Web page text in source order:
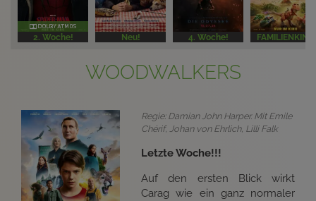
2. Woche! Neu! 4. Woche! FAMILIENKINO
WOODWALKERS
Regie: Damian John Harper. Mit Emile
Chérif, Johan von Ehrlich, Lilli Falk
Letzte Woche!!!
Auf den ersten Blick wirkt
Carag wie ein ganz normaler